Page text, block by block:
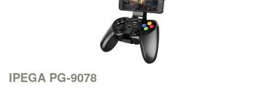
IPEGA PG-9078